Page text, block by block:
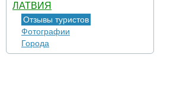
ЛАТВИЯ
Отзывы туристов
Фотографии
Города